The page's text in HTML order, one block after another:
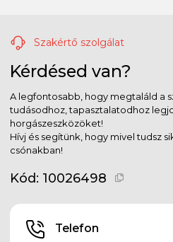
Szakértő szolgálat
Kérdésed van?
A legfontosabb, hogy megtaláld a
tudásodhoz, tapasztalatodhoz
horgászeszközöket!
Hívj és segítünk, hogy mivel tudsz
csónakban!
Kód: 10026498
Telefon